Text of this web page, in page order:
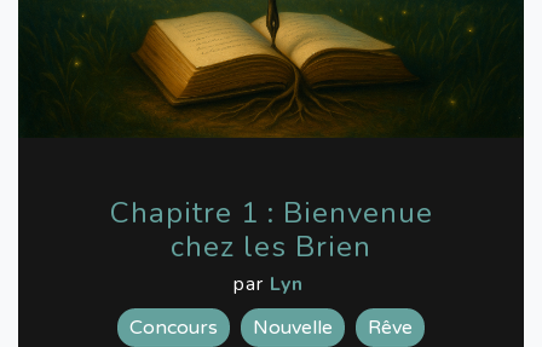
Chapitre 1 : Bienvenue
chez les Brien
par Lyn
Concours Nouvelle
Rêve